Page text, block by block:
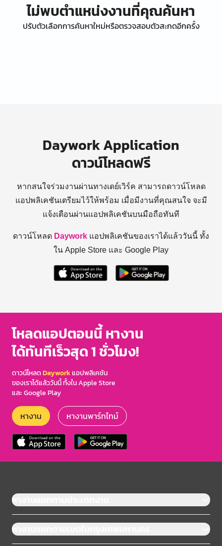
ไม่พบตำแหน่งงานที่คุณค้นหา
ปรับตัวเลือกการค้นหาใหม่หรือตรวจสอบตัวสะกดอีกครั้ง
Daywork Application
ดาวน์โหลดฟรี
หากสนใจร่วมงานผ่านทางเดย์เวิร์ค สามารถดาวน์โหลด
แอปพลิเคชันเตรียมไว้ให้พร้อม เมื่อมีงานที่คุณสนใจ จะมี
แจ้งเตือนผ่านแอปพลิเคชันบนมือถือทันที
ดาวน์โหลด Daywork แอปพลิเคชันของเราได้แล้ววันนี้ ทั้ง
ใน Apple Store และ Google Play
โหลดแอปตอนนี้ หางาน
ได้ทันทีเร็วสุด 1 ชั่วโมง!
ดาวน์โหลดDayworkแอปพลิเคชัน
ของเราได้แล้ววันนี้ ทั้งใน Apple Store
และ Google Play
หางาน หางานพาร์ทไทม์
หางานแยกตามประเภทงาน
หางานแยกตามเขตในกรุงเทพมหานคร